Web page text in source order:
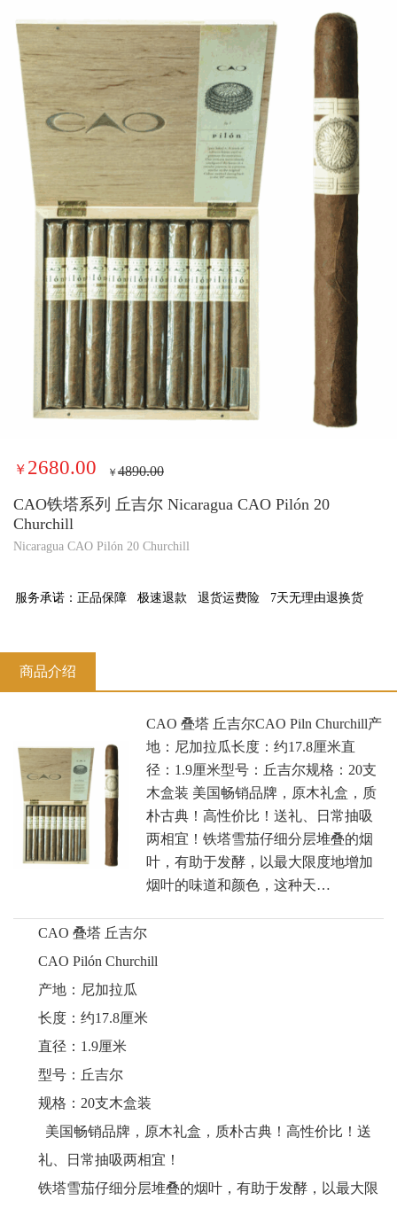
￥ 2680.00 ￥4890.00
CAO铁塔系列 丘吉尔 Nicaragua CAO Pilón 20
Churchill
Nicaragua CAO Pilón 20 Churchill
服务承诺： 正品保障 极速退款 退货运费险 7天无理由退换货
商品介绍
CAO 叠塔 丘吉尔CAO Piln Churchill产
地：尼加拉瓜长度：约17.8厘米直
径：1.9厘米型号：丘吉尔规格：20支
木盒装 美国畅销品牌，原木礼盒，质
朴古典！高性价比！送礼、日常抽吸
两相宜！铁塔雪茄仔细分层堆叠的烟
叶，有助于发酵，以最大限度地增加
烟叶的味道和颜色，这种天…
CAO 叠塔 丘吉尔
CAO Pilón Churchill
产地：尼加拉瓜
长度：约17.8厘米
直径：1.9厘米
型号：丘吉尔
规格：20支木盒装
美国畅销品牌，原木礼盒，质朴古典！高性价比！送
礼、日常抽吸两相宜！
铁塔雪茄仔细分层堆叠的烟叶，有助于发酵，以最大限